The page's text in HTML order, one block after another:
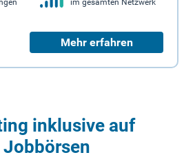
Mehr erfahren
inklusive auf
Jobbörsen